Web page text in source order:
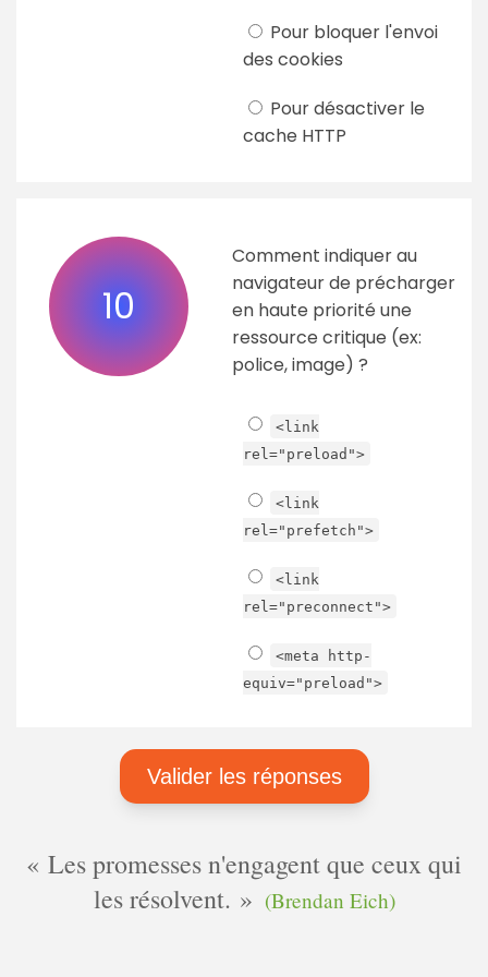
Pour bloquer l'envoi
des cookies
Pour désactiver le
cache HTTP
10
Comment indiquer au
navigateur de précharger
en haute priorité une
ressource critique (ex:
police, image) ?
<link
rel="preload">
<link
rel="prefetch">
<link
rel="preconnect">
<meta http-
equiv="preload">
Les promesses n'engagent que ceux qui
les résolvent.
(Brendan Eich)